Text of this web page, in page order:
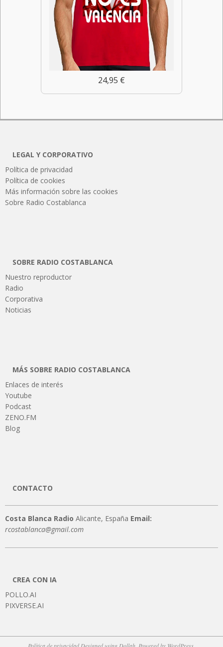
24,95 €
LEGAL Y CORPORATIVO
Política de privacidad
Política de cookies
Más información sobre las cookies
Sobre Radio Costablanca
SOBRE RADIO COSTABLANCA
Nuestro reproductor
Radio
Corporativa
Noticias
MÁS SOBRE RADIO COSTABLANCA
Enlaces de interés
Youtube
Podcast
ZENO.FM
Blog
CONTACTO
Costa Blanca Radio Alicante, España Email:
rcostablanca@gmail.com
CREA CON IA
POLLO.AI
PIXVERSE.AI